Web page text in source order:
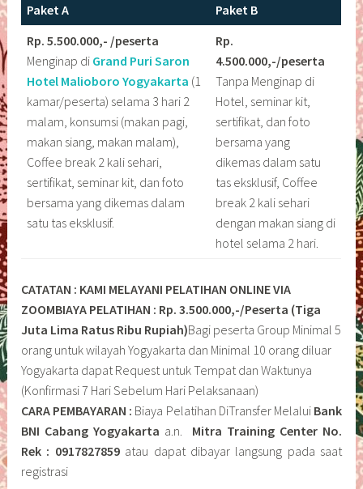
Paket A
Paket B
Rp. 5.500.000,- /peserta
Menginap di Grand Puri Saron
Hotel Malioboro Yogyakarta (1
kamar/peserta) selama 3 hari 2
malam, konsumsi (makan pagi,
makan siang, makan malam),
Coffee break 2 kali sehari,
sertifikat, seminar kit, dan foto
bersama yang dikemas dalam
satu tas eksklusif.
Rp.
4.500.000,-/peserta
Tanpa Menginap di
Hotel, seminar kit,
sertifikat, dan foto
bersama yang
dikemas dalam satu
tas eksklusif, Coffee
break 2 kali sehari
dengan makan siang di
hotel selama 2 hari.
CATATAN : KAMI MELAYANI PELATIHAN ONLINE VIA
ZOOMBIAYA PELATIHAN : Rp. 3.500.000,-/Peserta (Tiga
Juta Lima Ratus Ribu Rupiah)Bagi peserta Group Minimal 5
orang untuk wilayah Yogyakarta dan Minimal 10 orang diluar
Yogyakarta dapat Request untuk Tempat dan Waktunya
(Konfirmasi 7 Hari Sebelum Hari Pelaksanaan)
CARA PEMBAYARAN : Biaya Pelatihan DiTransfer Melalui Bank
BNI Cabang Yogyakarta a.n. Mitra Training Center No.
Rek : 0917827859atau dapat dibayar langsung pada saat
registrasi